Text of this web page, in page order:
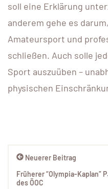
soll eine Erklärung
anderem gehe es
Amateursport und
schließen. Auch solle
Sport auszuüben –
physischen
Neuerer Beitrag
Früherer “Olympia-Kaplan”
des ÖOC